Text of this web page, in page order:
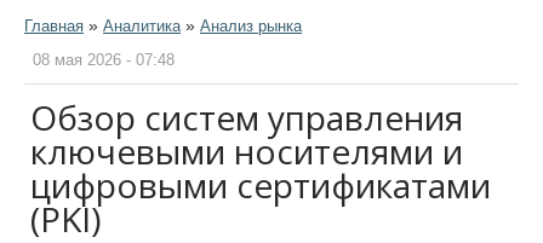
Главная » Аналитика » Анализ рынка
08 мая 2026 - 07:48
Обзор систем управления
ключевыми носителями и
цифровыми сертификатами
(PKI)